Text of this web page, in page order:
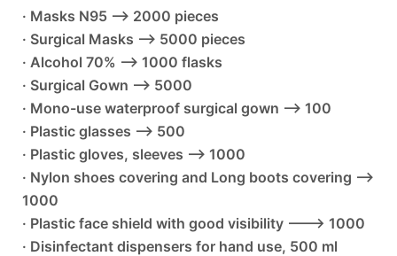
· Masks N95 --> 2000 pieces
· Surgical Masks --> 5000 pieces
· Alcohol 70% --> 1000 flasks
· Surgical Gown --> 5000
· Mono-use waterproof surgical gown --> 100
· Plastic glasses --> 500
· Plastic gloves, sleeves --> 1000
· Nylon shoes covering and Long boots covering -->
1000
· Plastic face shield with good visibility ---> 1000
· Disinfectant dispensers for hand use, 500 ml